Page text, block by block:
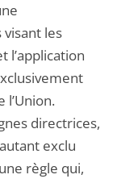
les
l’application
l’Union.
directrices,
exclu
règle qui,